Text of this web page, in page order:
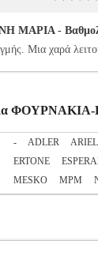
ΜΑΡΙΑ -
Μια χαρά
- ADLER
ERTONE
MESKO
MPM